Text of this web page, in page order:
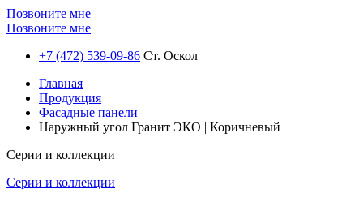
Позвоните мне
Позвоните мне
+7 (472) 539-09-86 Ст. Оскол
Главная
Продукция
Фасадные панели
Наружный угол Гранит ЭКО | Коричневый
Серии и коллекции
Серии и коллекции